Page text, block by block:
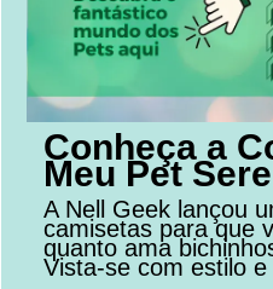
Conheça a
Meu Pet
A Nell Geek lançou
camisetas para que
quanto ama
Vista-se com estilo e